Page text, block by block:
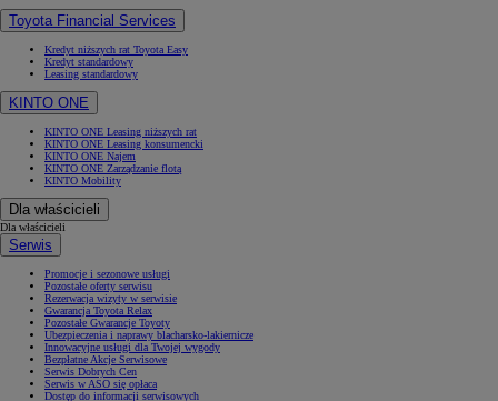
Toyota Financial Services
Kredyt niższych rat Toyota Easy
Kredyt standardowy
Leasing standardowy
KINTO ONE
KINTO ONE Leasing niższych rat
KINTO ONE Leasing konsumencki
KINTO ONE Najem
KINTO ONE Zarządzanie flotą
KINTO Mobility
Dla właścicieli
Dla właścicieli
Serwis
Promocje i sezonowe usługi
Pozostałe oferty serwisu
Rezerwacja wizyty w serwisie
Gwarancja Toyota Relax
Pozostałe Gwarancje Toyoty
Ubezpieczenia i naprawy blacharsko-lakiernicze
Innowacyjne usługi dla Twojej wygody
Bezpłatne Akcje Serwisowe
Serwis Dobrych Cen
Serwis w ASO się opłaca
Dostęp do informacji serwisowych